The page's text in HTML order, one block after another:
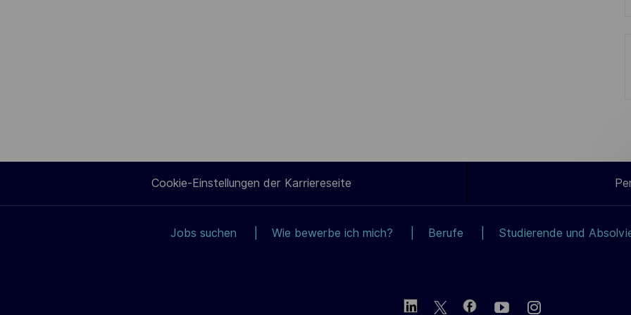
Cookie-Einstellungen der Karriereseite
Jobs suchen Wie bewerbe ich mich? Berufe Studierende und